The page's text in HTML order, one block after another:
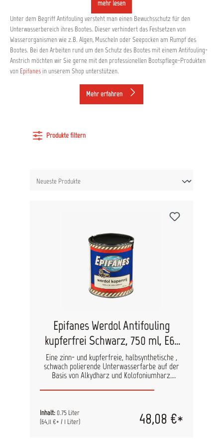
mehr lesen
Unter dem Begriff Antifouling versteht man einen Bewuchsschutz für den
Unterwasserbereich ihres Bootes. Dieser verhindert das Festsetzen von
Wasserorganismen wie z.B. Algen, Muscheln oder Seepocken am Rumpf des
Bootes. Bei den Arbeiten rund um den Schutz des Bootes mit einem Antifouling-
Anstrich möchten wir Sie gerne mit den professionellen Bootspflege-Produkten
von Epifanes in unserem Shop unterstützen.
Mehr erfahren
Produkte filtern
Epifanes Werdol Antifouling
kupferfrei Schwarz, 750 ml, E6-
14A
Eine zinn- und kupferfreie, halbsynthetische ,
schwach polierende Unterwasserfarbe auf der
Basis von Alkydharz und Kolofoniumharz.
geeignet, sowie als zusätzlicher Anstrich auf
Bottom. Zuwasserlassen frühestens nach 4
Stunden – spätestens nach 7 Tagen.
Inhalt: 0.75 Liter
(64,11 €* / 1 Liter)
48,08 €*